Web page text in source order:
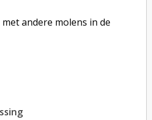
met andere molens in de